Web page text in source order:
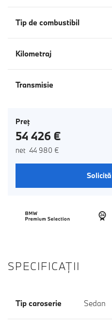
Tip de combustibil
Kilometraj
Transmisie
Preţ
54 426 €
net 44 980 €
SPECIFICAŢII
Tip caroserie Sedan